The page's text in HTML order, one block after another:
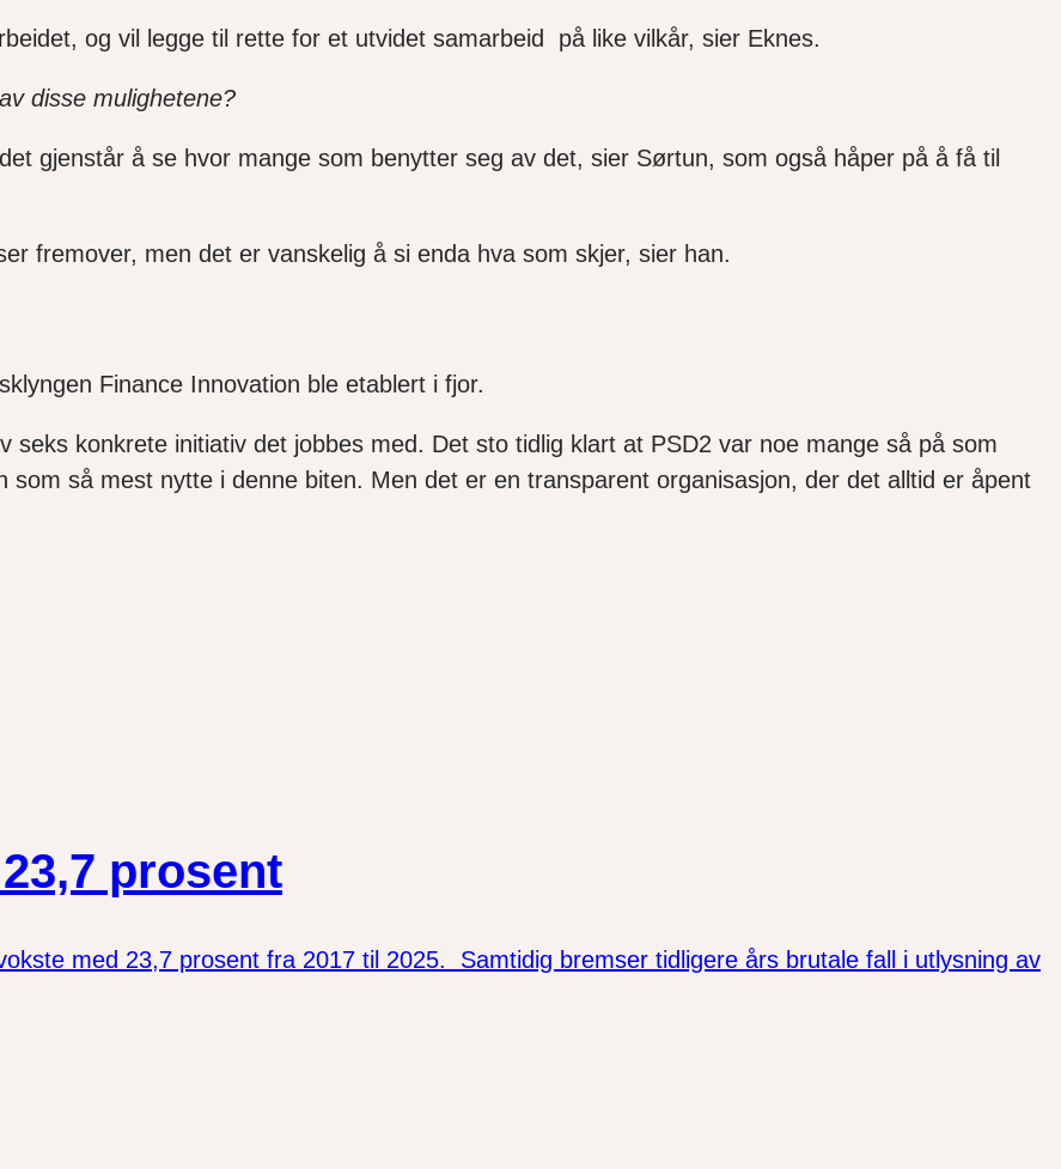
og vil legge til rette for et utvidet samarbeid på like vilkår, sier Eknes.
disse mulighetene?
gjenstår å se hvor mange som benytter seg av det, sier Sørtun, som også håper på å få til
fremover, men det er vanskelig å si enda hva som skjer, sier han.
Finance Innovation ble etablert i fjor.
konkrete initiativ det jobbes med. Det sto tidlig klart at PSD2 var noe mange så på som
som så mest nytte i denne biten. Men det er en transparent organisasjon, der det alltid er åpent
prosent
med 23,7 prosent fra 2017 til 2025. Samtidig bremser tidligere års brutale fall i utlysning av